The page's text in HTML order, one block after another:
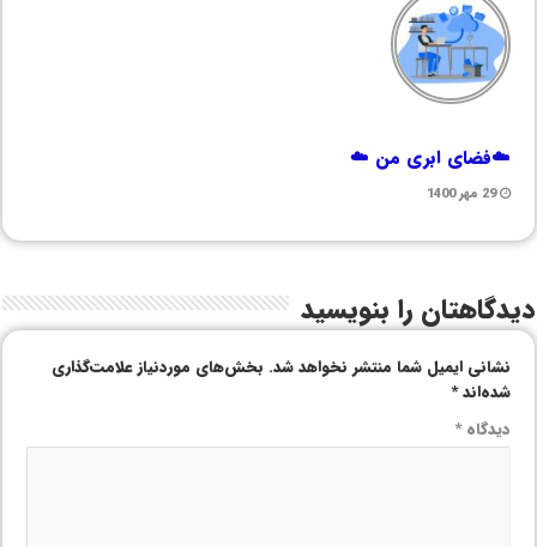
☁️فضای ابری من ☁️
29 مهر 1400
دیدگاهتان را بنویسید
نشانی ایمیل شما منتشر نخواهد شد. بخش‌های موردنیاز علامت‌گذاری
شده‌اند*
دیدگاه*